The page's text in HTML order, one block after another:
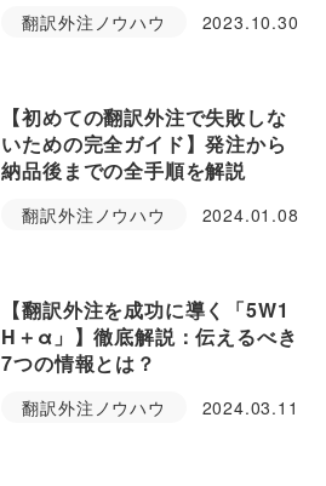
翻訳外注ノウハウ 2023.10.30
【初めての翻訳外注で失敗しな
いための完全ガイド】発注から
納品後までの全手順を解説
翻訳外注ノウハウ 2024.01.08
【翻訳外注を成功に導く「5W1
H＋α」】徹底解説：伝えるべき
7つの情報とは？
翻訳外注ノウハウ 2024.03.11